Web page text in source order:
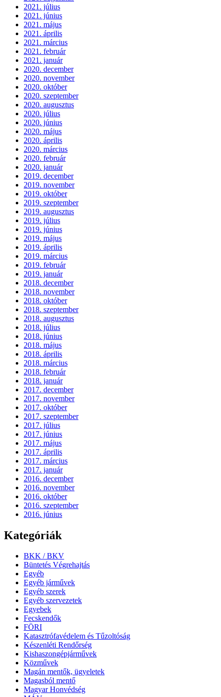
2021. július
2021. június
2021. május
2021. április
2021. március
2021. február
2021. január
2020. december
2020. november
2020. október
2020. szeptember
2020. augusztus
2020. július
2020. június
2020. május
2020. április
2020. március
2020. február
2020. január
2019. december
2019. november
2019. október
2019. szeptember
2019. augusztus
2019. július
2019. június
2019. május
2019. április
2019. március
2019. február
2019. január
2018. december
2018. november
2018. október
2018. szeptember
2018. augusztus
2018. július
2018. június
2018. május
2018. április
2018. március
2018. február
2018. január
2017. december
2017. november
2017. október
2017. szeptember
2017. július
2017. június
2017. május
2017. április
2017. március
2017. január
2016. december
2016. november
2016. október
2016. szeptember
2016. június
Kategóriák
BKK / BKV
Büntetés Végrehajtás
Egyéb
Egyéb járművek
Egyéb szerek
Egyéb szervezetek
Egyebek
Fecskendők
FÖRI
Katasztrófavédelem és Tűzoltóság
Készenléti Rendőrség
Kishaszongépjárművek
Közművek
Magán mentők, ügyeletek
Magasból mentő
Magyar Honvédség